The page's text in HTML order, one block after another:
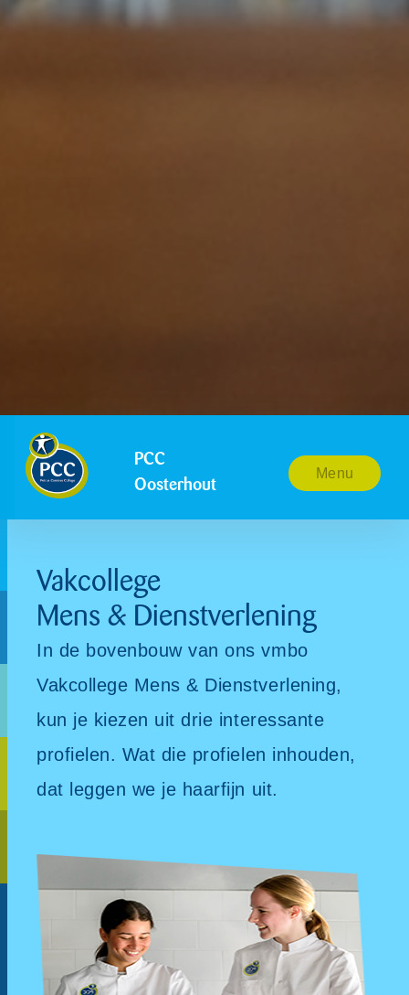
PCC
Oosterhout
Menu
Vakcollege
Mens & Dienstverlening
In de bovenbouw van ons vmbo
Vakcollege Mens & Dienstverlening,
kun je kiezen uit drie interessante
profielen. Wat die profielen inhouden,
dat leggen we je haarfijn uit.